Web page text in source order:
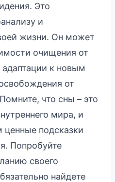
Это
и
жизни. Он может
очищения от
к новым
от
что сны – это
мира, и
ценные подсказки
Попробуйте
своего
найдете